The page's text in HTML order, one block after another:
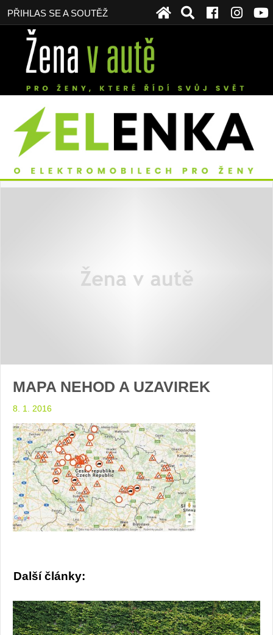
PŘIHLAS SE A SOUTĚŽ
MAPA NEHOD A UZAVIREK
8. 1. 2016
Další články: